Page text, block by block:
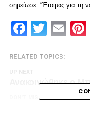
σημείωσε: “Έτοιμος για τη
RELATED TOPICS:
UP NEXT
Ανακοινώθηκε ο
DON'T MISS